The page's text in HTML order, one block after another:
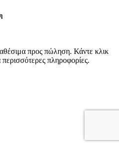
προς πώληση. Κάντε κλικ
πληροφορίες.